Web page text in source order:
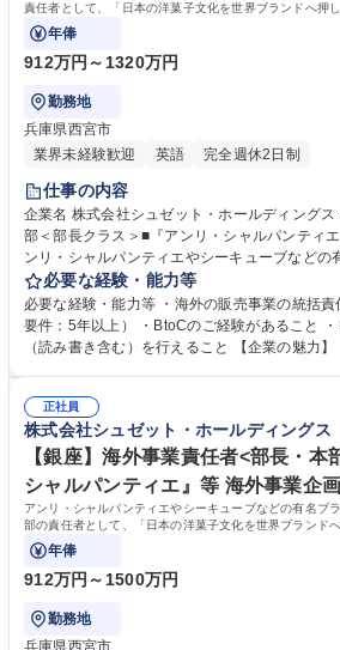
責任者として、「日本の洋菓子文化を世界ブランドへ押
いただきます。
年俸
912万円～1320万円
勤務地
兵庫県西宮市
業界未経験歓迎
英語 完全週休2日制
仕事の内容
企業名 株式会社シュゼット・ホールディングス 求人名 【銀座】海外事業
部＜部長クラス＞■『アンリ・シャルパンティエ』など展開
ンリ・シャルパンティエやシーキューブなどの
社の海外事業責任者として、「日本の洋菓子文
げる司令塔」的役割を担っていただきます。 【具体的には】事業運営 、
事業状況の報告 ・新規出店等の交渉・対外折
事業改善など。 ※シンガポール、タイ、台湾な
座】海外事業部＜部長クラス＞■『アンリ・シ
必要な経験・能力等
必要な経験・能力等 ・海外の販売事業の統括
要件：5年以上） ・BtoCのご経験があること
（読み書き含む）を行えること 【企業の魅力】 「アンリ・シャルパンテ
が強みです。伝統を守りつつも、顧客の声（
化やサービス改善など、革新的な挑戦を続けています。 学
歴：大学院 大学 語学力：英語 資格：
正社員
株式会社シュゼット・ホールディングス
【銀座】海外事業責任者<部長・本
シャルパンティエ』等 海外事業企
アンリ・シャルパンティエやシーキューブなどの有名ブ
部の責任者として、「日本の洋菓子文化を世界ブランド
っていただきます。
年俸
912万円～1500万円
勤務地
兵庫県西宮市